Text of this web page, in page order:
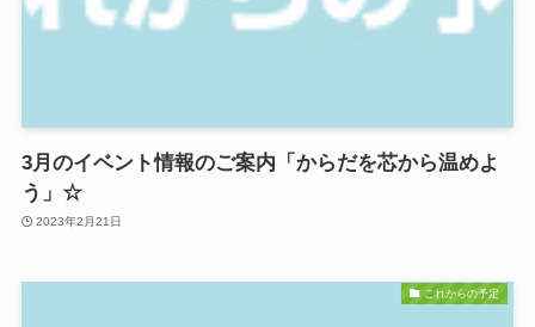
3月のイベント情報のご案内「からだを芯から温めよ
う」☆
2023年2月21日
これからの予定